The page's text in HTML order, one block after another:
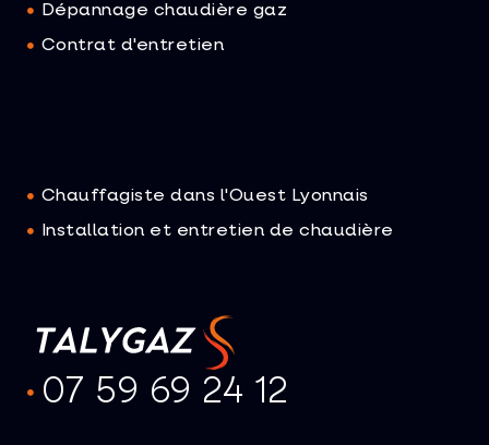
Dépannage chaudière gaz
Contrat d'entretien
Chauffagiste dans l'Ouest Lyonnais
Installation et entretien de chaudière
07 59 69 24 12